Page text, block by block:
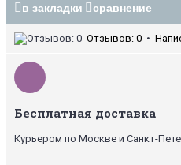
в закладки сравнение
Отзывов: 0 •
Бесплатная доставка
Курьером по Москве и Санкт-